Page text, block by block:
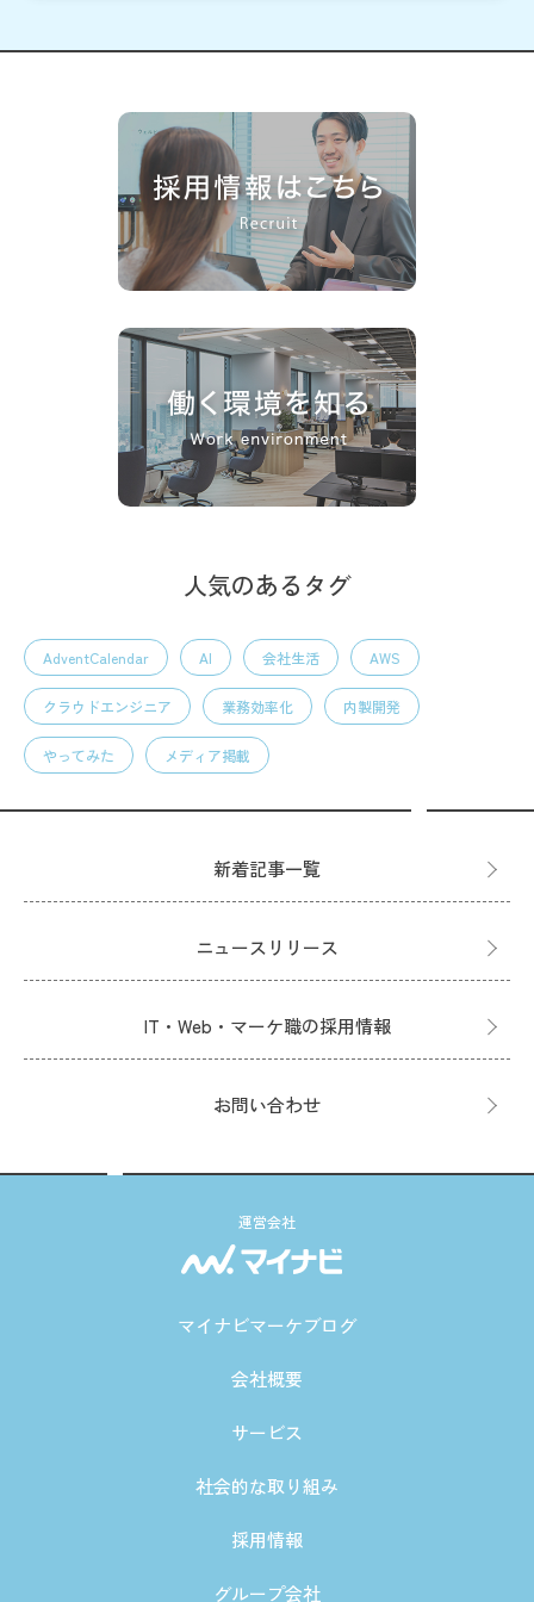
人気のあるタグ
AdventCalendar AI 会社生活 AWS
クラウドエンジニア 業務効率化 内製開発
やってみた メディア掲載
新着記事一覧
ニュースリリース
IT・Web・マーケ職の採用情報
お問い合わせ
運営会社
マイナビマーケブログ
会社概要
サービス
社会的な取り組み
採用情報
グループ会社